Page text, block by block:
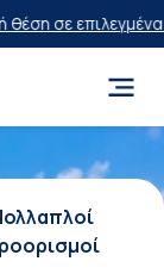
δρομολόγια